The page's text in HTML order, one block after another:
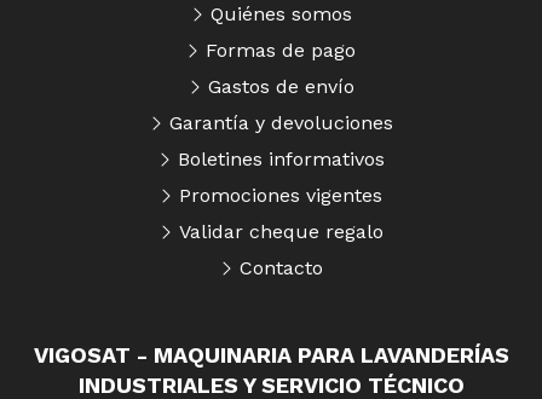
VIGOSAT - MAQUINARIA PARA LAVANDERÍAS
INDUSTRIALES Y SERVICIO TÉCNICO
Quiénes somos
Formas de pago
Gastos de envío
Garantía y devoluciones
Boletines informativos
Promociones vigentes
Validar cheque regalo
Contacto